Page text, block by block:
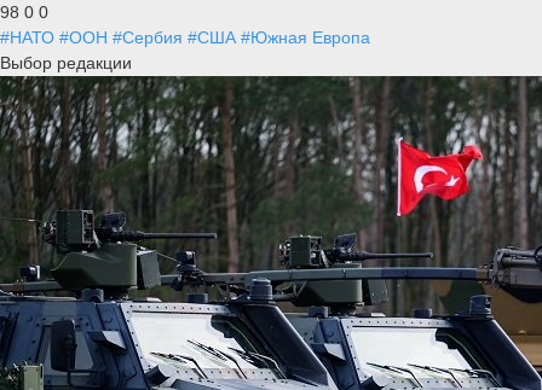
98 0 0
#НАТО #ООН #Сербия #США #Южная Европа
Выбор редакции